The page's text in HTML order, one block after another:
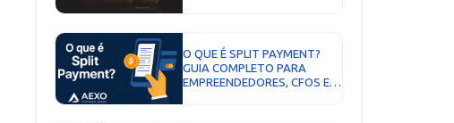
O QUE É SPLIT PAYMENT?
GUIA COMPLETO PARA
EMPREENDEDORES, CFOS E